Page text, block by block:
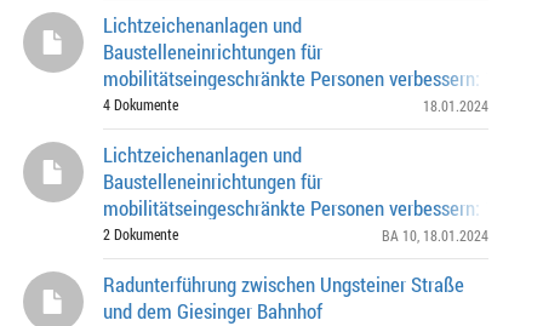
Lichtzeichenanlagen und
Baustelleneinrichtungen für
mobilitätseingeschränkte Personen verbessern: 1.
LZA Kreuzung Dachauer Straße/ Pelkovenstraße/
Straße/ Baubergerstraße 2
4 Dokumente 18.01.2024
Lichtzeichenanlagen und
Baustelleneinrichtungen für
mobilitätseingeschränkte Personen verbessern: 1.
LZA Kreuzung Dachauer Straße/ Pelkovenstraße/
Straße/ Baubergerstraße 2.
2 Dokumente BA 10 , 18.01.2024
Radunterführung zwischen Ungsteiner Straße
und dem Giesinger Bahnhof